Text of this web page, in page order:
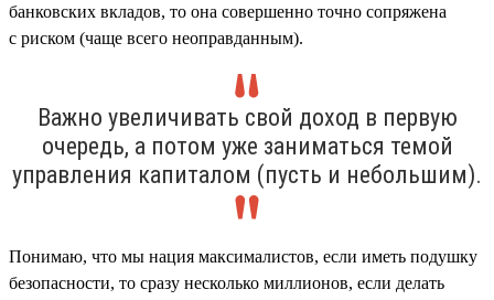
банковских вкладов, то она совершенно точно сопряжена
с риском (чаще всего неоправданным).
Важно увеличивать свой доход в первую
очередь, а потом уже заниматься темой
управления капиталом (пусть и небольшим).
Понимаю, что мы нация максималистов, если иметь подушку
безопасности, то сразу несколько миллионов, если делать